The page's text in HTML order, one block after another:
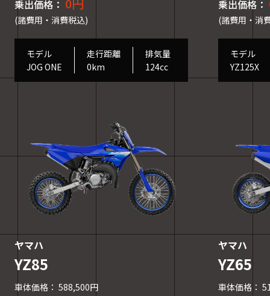
乗出価格：
(諸費用・消費税込)
モデル
JOG ONE
走行距離
0km
排気量
124cc
乗出価格：
(諸費用・消
モデル
YZ125X
ヤマハ
YZ85
車体価格： 588,500円
ヤマハ
YZ65
車体価格：